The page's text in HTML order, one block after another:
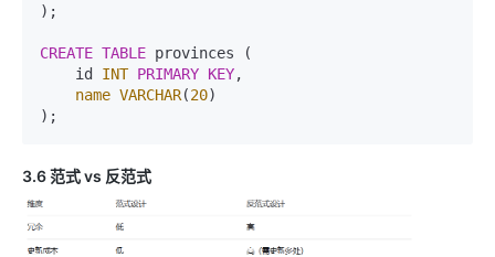
);
CREATE TABLE provinces (
    id
INT PRIMARY KEY,
name VARCHAR(20)
3.6 范式 vs 反范式